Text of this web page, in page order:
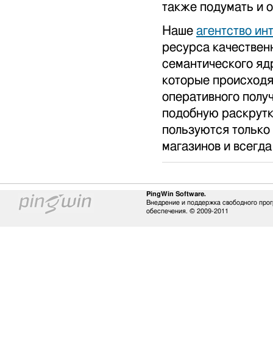
также подумать и
Наше агентство
ресурса
семантического
которые
оперативного
подобную
пользуются
магазинов и
PingWin Software.
Внедрение и поддержка свободного
обеспечения. © 2009-2011